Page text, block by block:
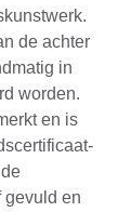
de achter
in
worden.
en is
gevuld en